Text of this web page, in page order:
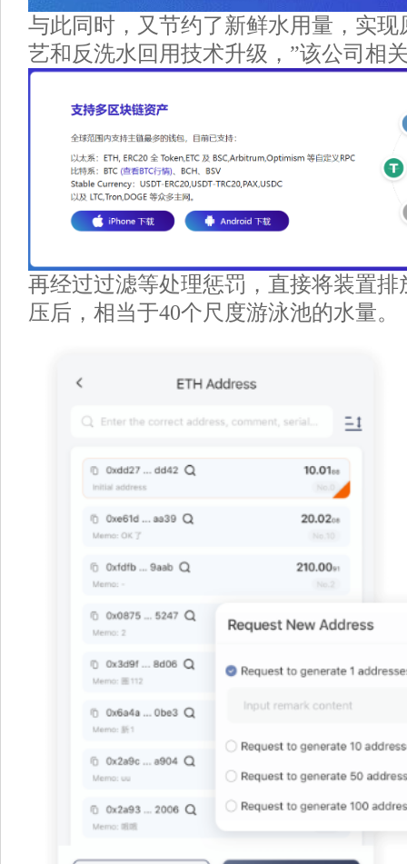
与此同时，又节约了新鲜水用量，实现
艺和反洗水回用技术升级，”该公司相
再经过过滤等处理惩罚，直接将装置排
压后，相当于40个尺度游泳池的水量。